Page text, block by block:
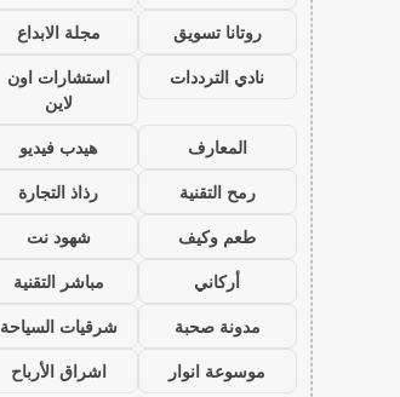
روتانا تسويق
مجلة الابداع
نادي الترددات
استشارات اون
لاين
المعارف
هيدب فيديو
رمح التقنية
رذاذ التجارة
طعم وكيف
شهود نت
أركاني
مباشر التقنية
مدونة صحبة
شرقيات السياحة
موسوعة انوار
اشراق الأرباح